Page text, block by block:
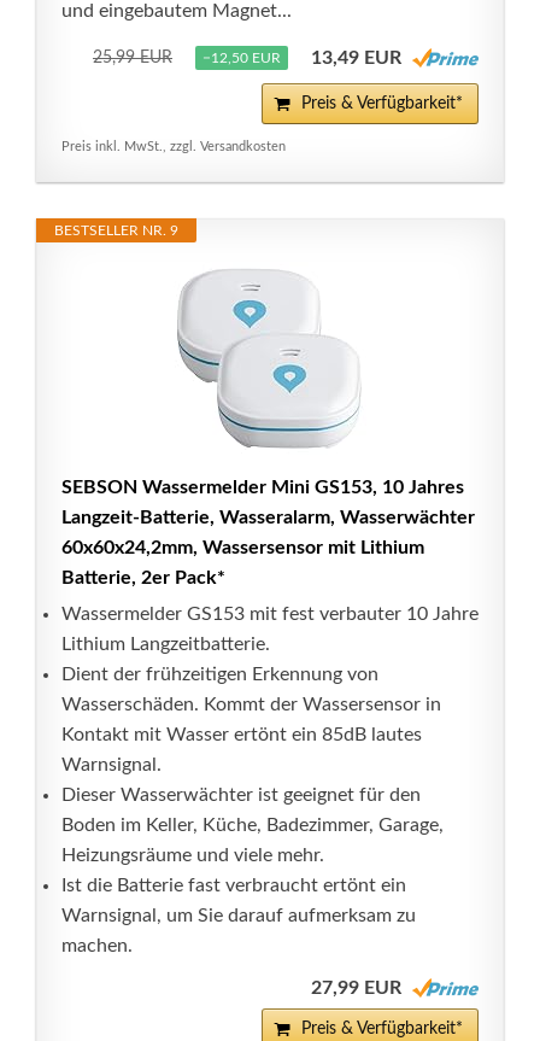
und eingebautem Magnet...
25,99 EUR −12,50 EUR 13,49 EUR
Preis & Verfügbarkeit*
Preis inkl. MwSt., zzgl. Versandkosten
BESTSELLER NR. 9
SEBSON Wassermelder Mini GS153, 10 Jahres
Langzeit-Batterie, Wasseralarm, Wasserwächter
60x60x24,2mm, Wassersensor mit Lithium
Batterie, 2er Pack*
Wassermelder GS153 mit fest verbauter 10 Jahre
Lithium Langzeitbatterie.
Dient der frühzeitigen Erkennung von
Wasserschäden. Kommt der Wassersensor in
Kontakt mit Wasser ertönt ein 85dB lautes
Warnsignal.
Dieser Wasserwächter ist geeignet für den
Boden im Keller, Küche, Badezimmer, Garage,
Heizungsräume und viele mehr.
Ist die Batterie fast verbraucht ertönt ein
Warnsignal, um Sie darauf aufmerksam zu
machen.
27,99 EUR
Preis & Verfügbarkeit*